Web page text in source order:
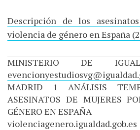
Descripción de los
violencia de género en España
MINISTERIO DE
MADRID 1 ANÁLISIS
ASESINATOS DE MUJERES
GÉNERO EN ESPAÑA
violenciagenero.igualdad.gob.es